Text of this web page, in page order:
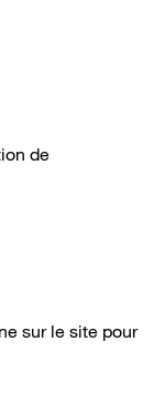
de
sur le site pour